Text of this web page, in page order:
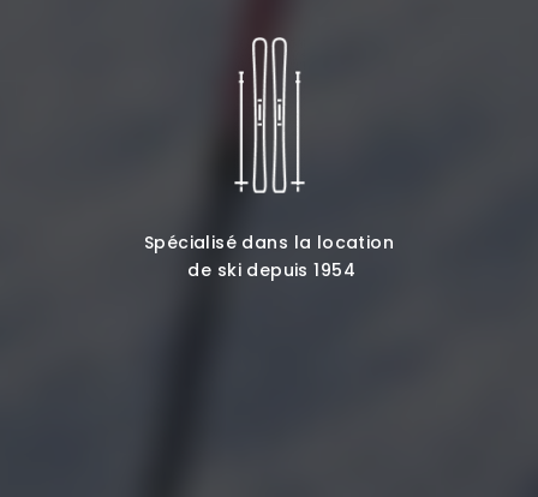
Spécialisé dans la location
de ski depuis 1954